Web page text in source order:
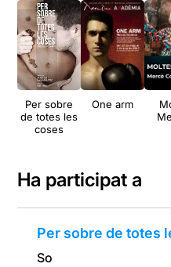
Per sobre
de totes les
coses
One arm
Ha participat a
Per sobre de totes
So